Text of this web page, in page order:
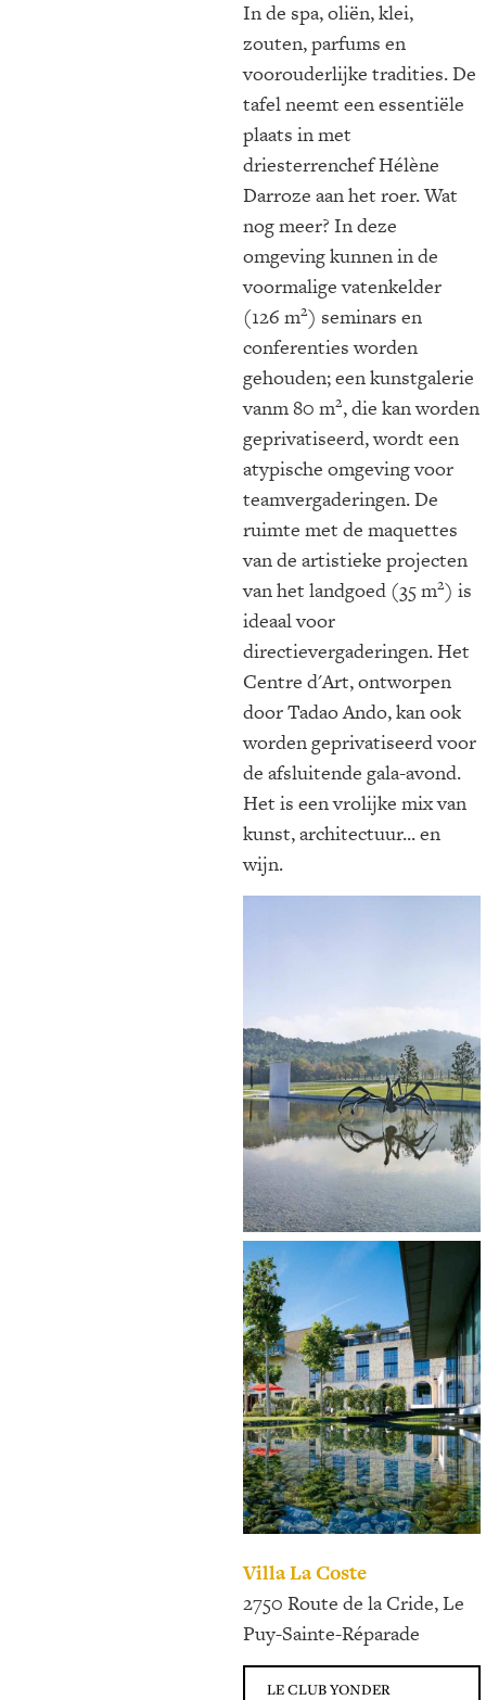
In de spa, oliën, klei,
zouten, parfums en
voorouderlijke tradities. De
tafel neemt een essentiële
plaats in met
driesterrenchef Hélène
Darroze aan het roer. Wat
nog meer? In deze
omgeving kunnen in de
voormalige vatenkelder
(126 m2) seminars en
conferenties worden
gehouden; een kunstgalerie
vanm 80 m2, die kan worden
geprivatiseerd, wordt een
atypische omgeving voor
teamvergaderingen. De
ruimte met de maquettes
van de artistieke projecten
van het landgoed (35 m2) is
ideaal voor
directievergaderingen. Het
Centre d'Art, ontworpen
door Tadao Ando, kan ook
worden geprivatiseerd voor
de afsluitende gala-avond.
Het is een vrolijke mix van
kunst, architectuur... en
wijn.
Villa La Coste
2750 Route de la Cride, Le
Puy-Sainte-Réparade
LE CLUB YONDER